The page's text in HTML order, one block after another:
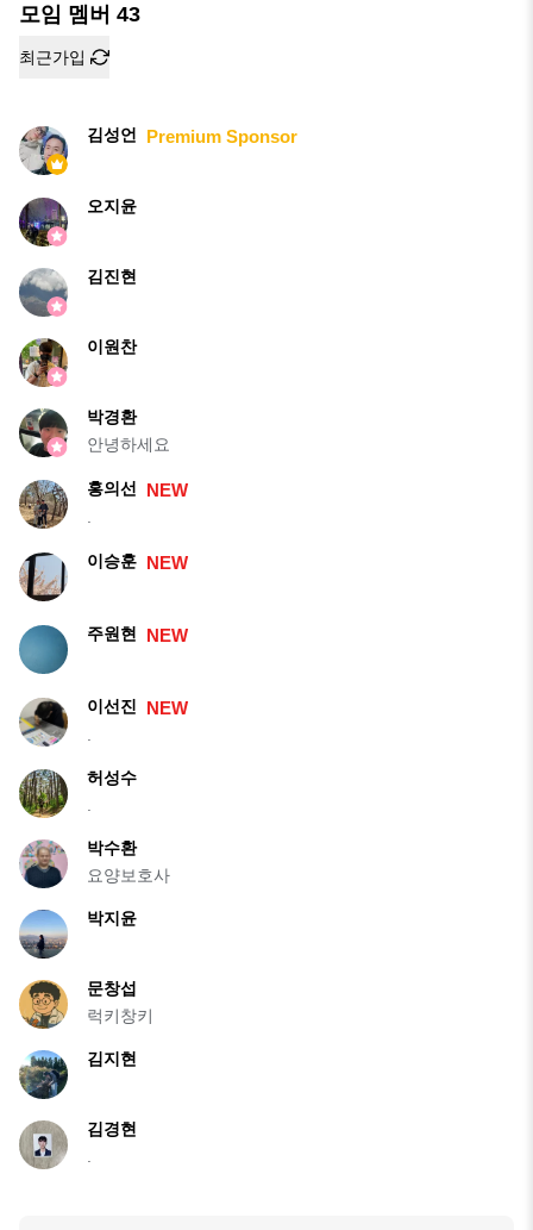
모임 멤버 43
최근가입
김성언 Premium Sponsor
오지윤
김진현
이원찬
박경환
안녕하세요
홍의선 NEW
.
이승훈 NEW
주원현 NEW
이선진 NEW
.
허성수
.
박수환
요양보호사
박지윤
문창섭
럭키창키
김지현
김경현
.